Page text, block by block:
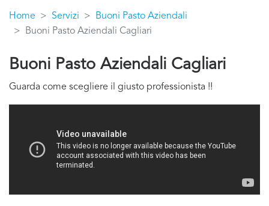
Home Servizi
Buoni Pasto Aziendali
Buoni Pasto Aziendali Cagliari
Buoni Pasto Aziendali Cagliari
Guarda come scegliere il giusto professionista !!